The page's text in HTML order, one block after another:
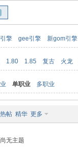
擎 gee引擎 新gom引擎
1.80 1.85 复古 火龙
单职业 多职业
热帖 精华 更多
无主题